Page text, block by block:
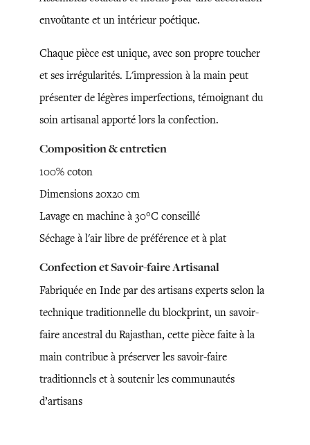
envoûtante et un intérieur poétique.
Chaque pièce est unique, avec son propre toucher
et ses irrégularités. L'impression à la main peut
présenter de légères imperfections, témoignant du
soin artisanal apporté lors la confection.
Composition & entretien
100% coton
Dimensions 20x20 cm
Lavage en machine à 30°C conseillé
Séchage à l'air libre de préférence et à plat
Confection et Savoir-faire Artisanal
Fabriquée en Inde par des artisans experts selon la
technique traditionnelle du blockprint, un savoir-
faire ancestral du Rajasthan, cette pièce faite à la
main contribue à préserver les savoir-faire
traditionnels et à soutenir les communautés
d’artisans